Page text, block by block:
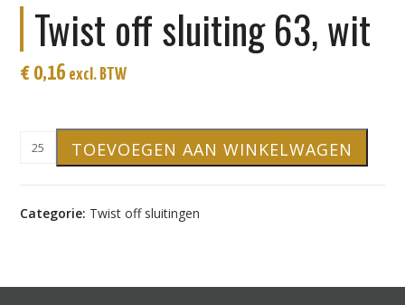
Twist off sluiting 63, wit
€ 0,16 excl. BTW
Twist
wit
TOEVOEGEN AAN WINKELWAGEN
Categorie: Twist off sluitingen